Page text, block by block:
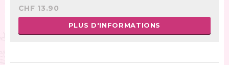
CHF 13.90
PLUS D'INFORMATIONS